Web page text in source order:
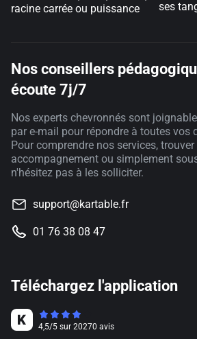
racine carrée ou puissance
ses
Nos conseillers
écoute 7j/7
Nos experts chevronnés sont
par e-mail pour répondre à toutes vos
Pour comprendre nos services, trouver
accompagnement ou simplement
n'hésitez pas à les solliciter.
support@kartable.fr
01 76 38 08 47
Téléchargez l'application
4,5/5 sur 20270 avis